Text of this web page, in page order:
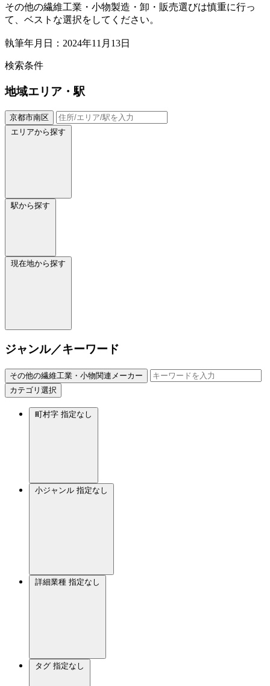
その他の繊維工業・小物製造・卸・販売選びは慎重に行っ
て、ベストな選択をしてください。
執筆年月日：2024年11月13日
検索条件
地域エリア・駅
京都市南区
エリアから探す
駅から探す
現在地から探す
ジャンル／キーワード
その他の繊維工業・小物関連メーカー
カテゴリ選択
町村字 指定なし
小ジャンル 指定なし
詳細業種 指定なし
タグ 指定なし